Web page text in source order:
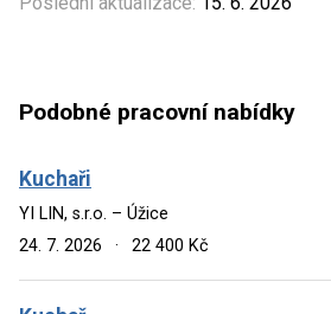
Podobné pracovní nabídky
Kuchaři
YI LIN, s.r.o. – Úžice
24. 7. 2026
· 22 400 Kč